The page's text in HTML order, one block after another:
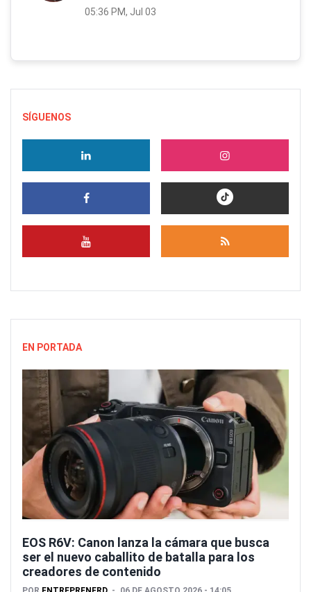
05:36 PM, Jul 03
SÍGUENOS
EN PORTADA
EOS R6V: Canon lanza la cámara que busca
ser el nuevo caballito de batalla para los
creadores de contenido